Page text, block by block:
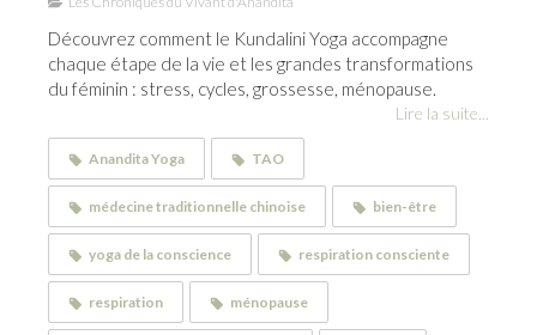
Découvrez comment le Kundalini Yoga accompagne
chaque étape de la vie et les grandes transformations
du féminin : stress, cycles, grossesse, ménopause.
Lire la suite...
Anandita Yoga TAO
médecine traditionnelle chinoise bien-être
yoga de la conscience respiration consciente
respiration ménopause